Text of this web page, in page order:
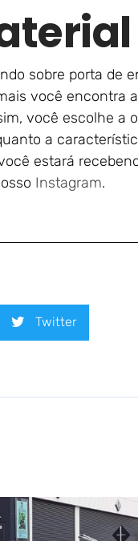
sobre porta de
você encontra
você escolhe a
a
estará
Instagram.
Twitter